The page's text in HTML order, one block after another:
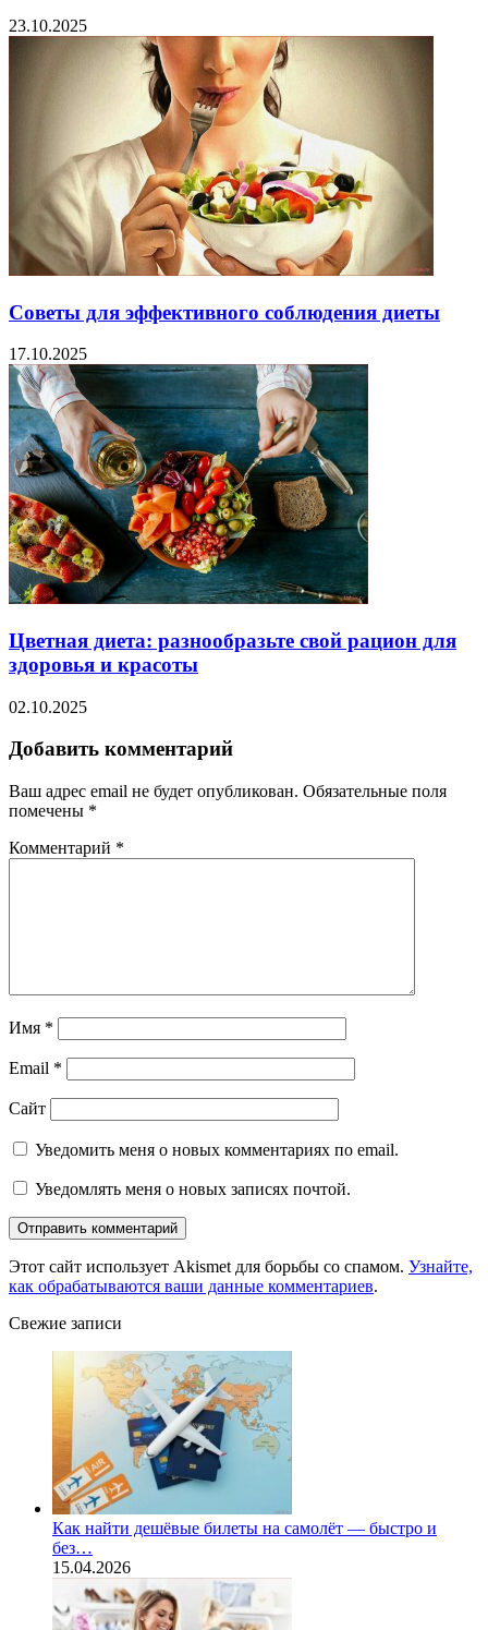
23.10.2025
Советы для эффективного соблюдения диеты
17.10.2025
Цветная диета: разнообразьте свой рацион для
здоровья и красоты
02.10.2025
Добавить комментарий
Ваш адрес email не будет опубликован. Обязательные поля
помечены *
Комментарий *
Имя *
Email *
Сайт
Уведомить меня о новых комментариях по email.
Уведомлять меня о новых записях почтой.
Этот сайт использует Akismet для борьбы со спамом. Узнайте,
как обрабатываются ваши данные комментариев.
Свежие записи
Как найти дешёвые билеты на самолёт — быстро и
без…
15.04.2026